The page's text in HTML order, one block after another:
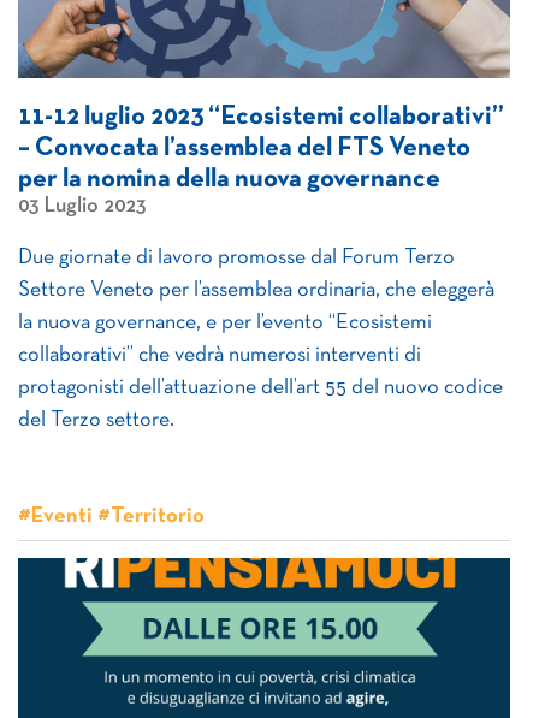
11-12 luglio 2023 “Ecosistemi collaborativi”
– Convocata l’assemblea del FTS Veneto
per la nomina della nuova governance
03 Luglio 2023
Due giornate di lavoro promosse dal Forum Terzo
Settore Veneto per l’assemblea ordinaria, che eleggerà
la nuova governance, e per l’evento “Ecosistemi
collaborativi” che vedrà numerosi interventi di
protagonisti dell’attuazione dell’art 55 del nuovo codice
del Terzo settore.
#Eventi #Territorio